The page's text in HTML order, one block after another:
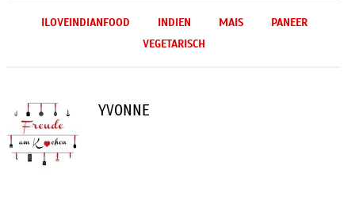
ILOVEINDIANFOOD INDIEN MAIS
PANEER
VEGETARISCH
YVONNE